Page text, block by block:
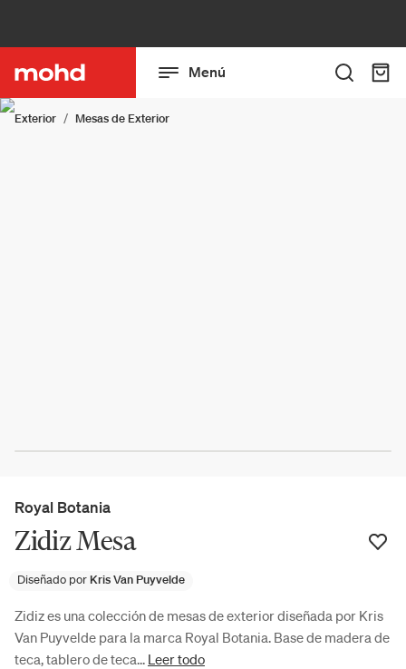
Menú
Exterior Mesas de Exterior
Royal Botania
Zidiz Mesa
Diseñado por Kris Van Puyvelde
Zidiz es una colección de mesas de exterior diseñada por Kris
Van Puyvelde para la marca Royal Botania. Base de madera de
teca, tablero de teca... Leer todo